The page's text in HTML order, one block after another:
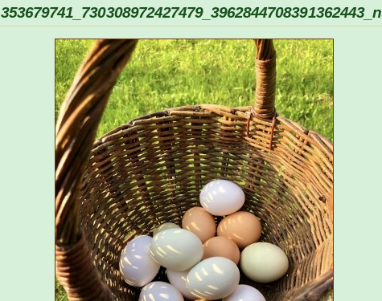
353679741_730308972427479_3962844708391362443_n